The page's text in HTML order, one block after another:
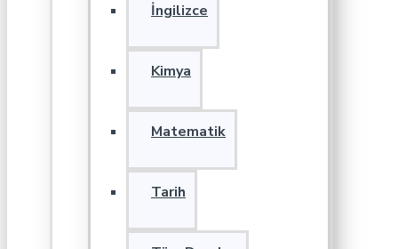
İngilizce
Kimya
Matematik
Tarih